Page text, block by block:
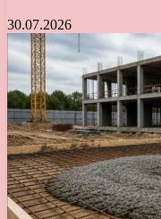
30.07.2026